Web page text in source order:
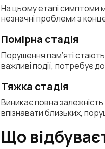
На цьому етапі симптоми
незначні проблеми з
Помірна стадія
Порушення пам’яті
важливі події, потребує
Тяжка стадія
Виникає повна
впізнавати близьких,
Що